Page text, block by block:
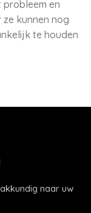
probleem en
kunnen nog
te houden
naar uw